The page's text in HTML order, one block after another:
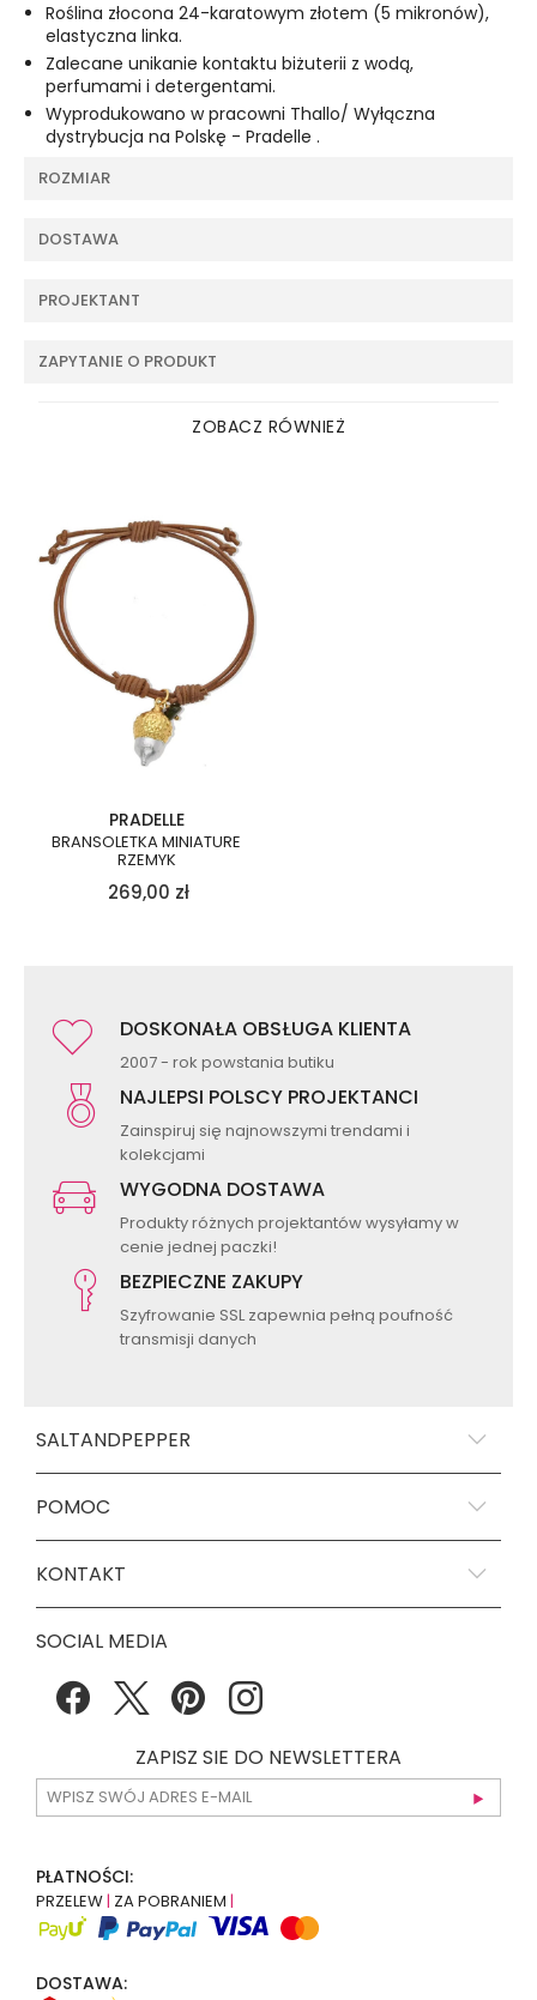
Roślina złocona 24-karatowym złotem (5 mikronów),
elastyczna linka.
Zalecane unikanie kontaktu biżuterii z wodą,
perfumami i detergentami.
Wyprodukowano w pracowni Thallo/ Wyłączna
dystrybucja na Polskę - Pradelle .
ROZMIAR
DOSTAWA
PROJEKTANT
ZAPYTANIE O PRODUKT
ZOBACZ RÓWNIEŻ
PRADELLE
BRANSOLETKA MINIATURE
RZEMYK
269,00 zł
DOSKONAŁA OBSŁUGA KLIENTA
2007 - rok powstania butiku
NAJLEPSI POLSCY PROJEKTANCI
Zainspiruj się najnowszymi trendami i
kolekcjami
WYGODNA DOSTAWA
Produkty różnych projektantów wysyłamy w
cenie jednej paczki!
BEZPIECZNE ZAKUPY
Szyfrowanie SSL zapewnia pełną poufność
transmisji danych
SALTANDPEPPER
POMOC
KONTAKT
SOCIAL MEDIA
ZAPISZ SIE DO NEWSLETTERA
PŁATNOŚCI:
PRZELEW| ZA POBRANIEM |
DOSTAWA: